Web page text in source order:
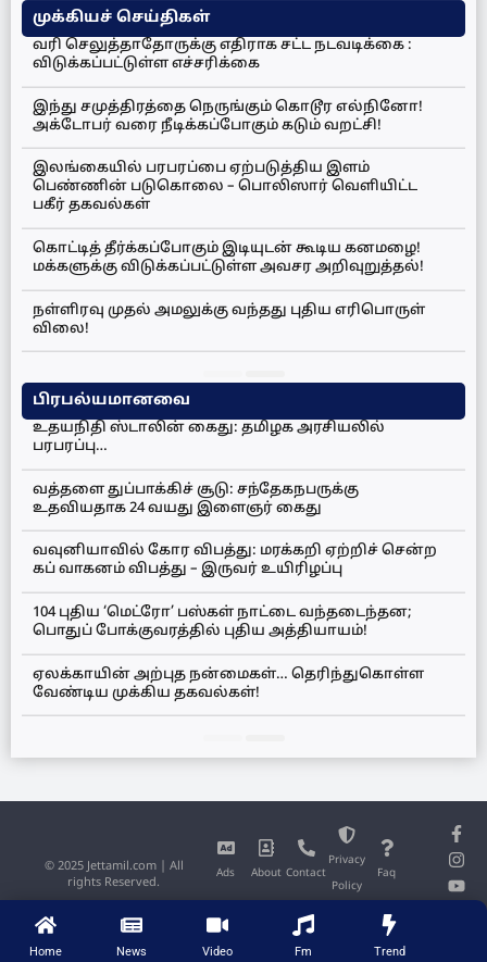
Home News Video Fm Trend
முக்கியச் செய்திகள்
வரி செலுத்தாதோருக்கு எதிராக சட்ட நடவடிக்கை :
விடுக்கப்பட்டுள்ள எச்சரிக்கை
இந்து சமுத்திரத்தை நெருங்கும் கொடூர எல்நினோ!
அக்டோபர் வரை நீடிக்கப்போகும் கடும் வறட்சி!
இலங்கையில் பரபரப்பை ஏற்படுத்திய இளம்
பெண்ணின் படுகொலை – பொலிஸார் வெளியிட்ட
பகீர் தகவல்கள்
கொட்டித் தீர்க்கப்போகும் இடியுடன் கூடிய கனமழை!
மக்களுக்கு விடுக்கப்பட்டுள்ள அவசர அறிவுறுத்தல்!
நள்ளிரவு முதல் அமலுக்கு வந்தது புதிய எரிபொருள்
விலை!
பிரபல்யமானவை
உதயநிதி ஸ்டாலின் கைது: தமிழக அரசியலில்
பரபரப்பு…
வத்தளை துப்பாக்கிச் சூடு: சந்தேகநபருக்கு
உதவியதாக 24 வயது இளைஞர் கைது
வவுனியாவில் கோர விபத்து: மரக்கறி ஏற்றிச் சென்ற
கப் வாகனம் விபத்து – இருவர் உயிரிழப்பு
104 புதிய ‘மெட்ரோ’ பஸ்கள் நாட்டை வந்தடைந்தன;
பொதுப் போக்குவரத்தில் புதிய அத்தியாயம்!
ஏலக்காயின் அற்புத நன்மைகள்… தெரிந்துகொள்ள
வேண்டிய முக்கிய தகவல்கள்!
Ads About Contact
Privacy
Policy
Faq
© 2025 Jettamil.com | All
rights Reserved.